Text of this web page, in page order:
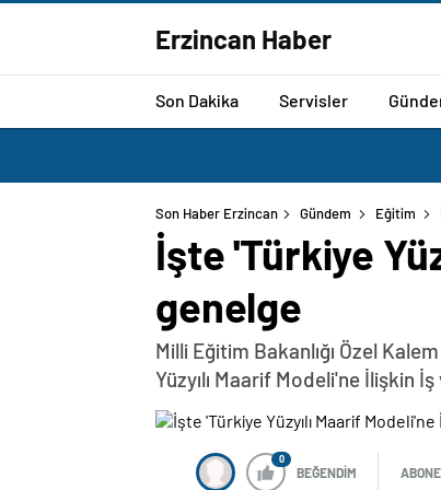
Erzincan Haber
Son Dakika Servisler
Son Haber Erzincan Gündem Eğitim
İşte 'Türkiye
genelge
Milli Eğitim Bakanlığı Özel
Yüzyılı Maarif Modeli'ne İlişkin
0
BEĞENDİM